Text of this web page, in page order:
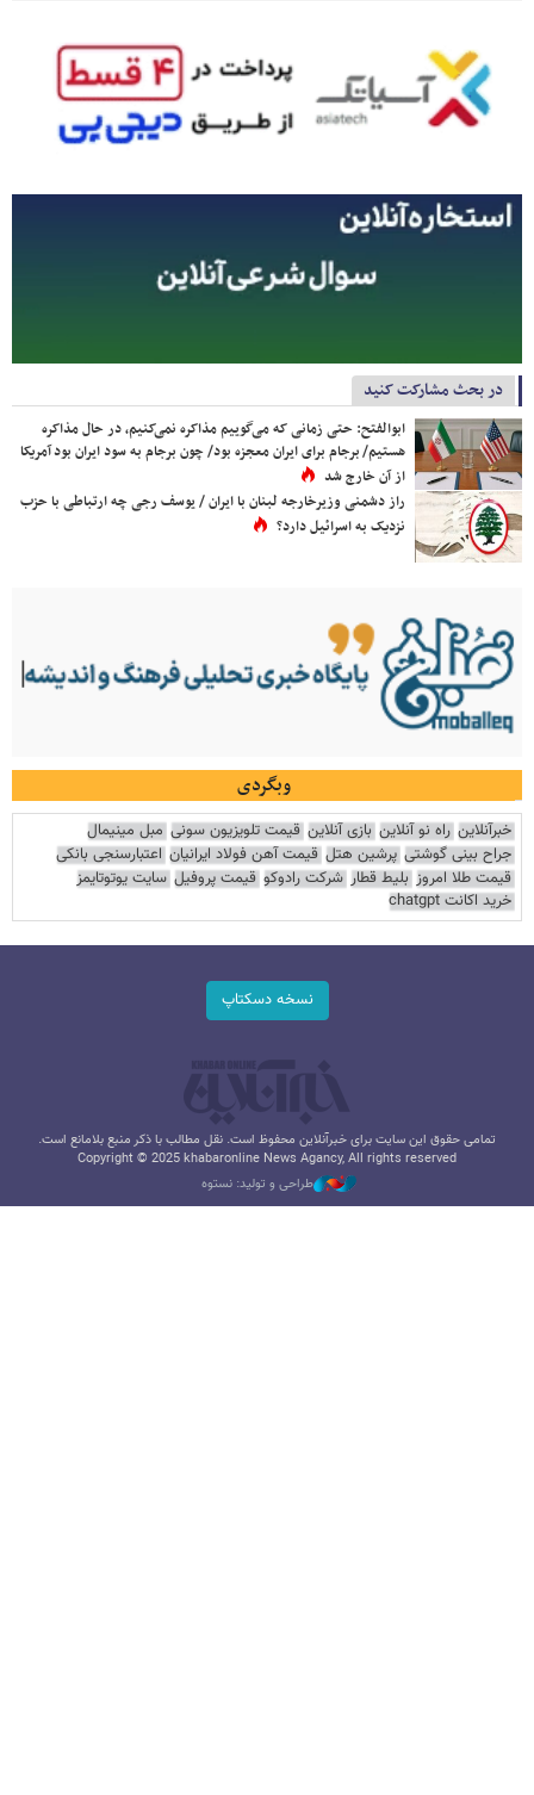
در بحث مشارکت کنید
ابوالفتح: حتی زمانی که می‌گوییم مذاکره نمی‌کنیم، در حال مذاکره
هستیم/ برجام برای ایران معجزه بود/ چون برجام به سود ایران بود آمریکا
از آن خارج شد
راز دشمنی وزیرخارجه لبنان با ایران / یوسف رجی چه ارتباطی با حزب
نزدیک به اسرائیل دارد؟
وبگردی
خبرآنلاین راه نو آنلاین بازی آنلاین قیمت تلویزیون سونی مبل مینیمال
جراح بینی گوشتی پرشین هتل قیمت آهن فولاد ایرانیان اعتبارسنجی بانکی
قیمت طلا امروز بلیط قطار شرکت رادوکو قیمت پروفیل سایت یوتوتایمز
خرید اکانت chatgpt
نسخه دسکتاپ
تمامی حقوق این سایت برای خبرآنلاین محفوظ است. نقل مطالب با ذکر منبع بلامانع است.
Copyright © 2025 khabaronline News Agancy, All rights reserved
طراحی و تولید: نستوه